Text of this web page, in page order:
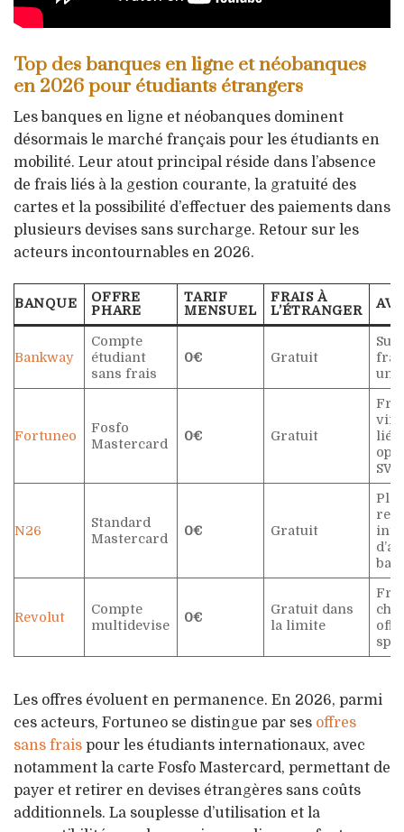
Top des banques en ligne et néobanques
en 2026 pour étudiants étrangers
Les banques en ligne et néobanques dominent
désormais le marché français pour les étudiants en
mobilité. Leur atout principal réside dans l’absence
de frais liés à la gestion courante, la gratuité des
cartes et la possibilité d’effectuer des paiements dans
plusieurs devises sans surcharge. Retour sur les
acteurs incontournables en 2026.
BANQUE
OFFRE
PHARE
TARIF
MENSUEL
FRAIS À
L’ÉTRANGER
Bankway
Compte
étudiant
sans frais
0€ Gratuit
Fortuneo
Fosfo
Mastercard
0€ Gratuit
liés
N26
Standard
Mastercard
0€ Gratuit
Revolut
Compte
multidevise
0€
Gratuit dans
la limite
Les offres évoluent en permanence. En 2026, parmi
ces acteurs, Fortuneo se distingue par ses offres
sans frais pour les étudiants internationaux, avec
notamment la carte Fosfo Mastercard, permettant de
payer et retirer en devises étrangères sans coûts
additionnels. La souplesse d’utilisation et la